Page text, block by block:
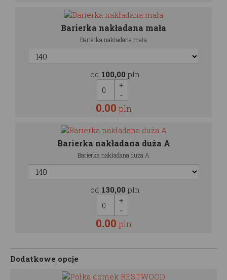
Barierka nakładana mała
Barierka nakładana mała
od 100,00 pln
0.00 pln
Barierka nakładana duża A
Barierka nakładana duża A
od 130,00 pln
0.00 pln
Dodatkowe opcje